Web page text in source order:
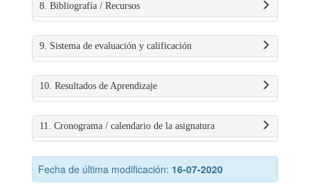
8. Bibliografía / Recursos
9. Sistema de evaluación y calificación
10. Resultados de Aprendizaje
11. Cronograma / calendario de la asignatura
Fecha de última modificación: 16-07-2020